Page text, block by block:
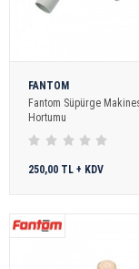
FANTOM
Fantom Süpürge
Hortumu
250,00 TL + KDV